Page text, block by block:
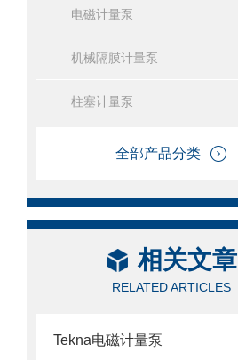
电磁计量泵
机械隔膜计量泵
柱塞计量泵
全部产品分类
相关文章
RELATED ARTICLES
Tekna电磁计量泵